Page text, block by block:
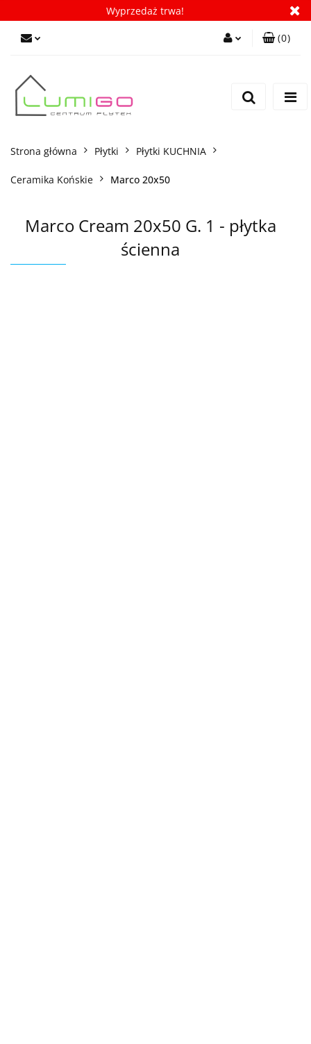
Wyprzedaż trwa!
(0)
Strona główna Płytki Płytki KUCHNIA
Ceramika Końskie Marco 20x50
Marco Cream 20x50 G. 1 - płytka
ścienna